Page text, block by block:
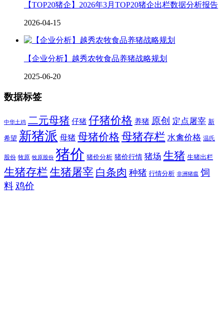
【TOP20猪企】2026年3月TOP20猪企出栏数据分析报告
2026-04-15
【企业分析】越秀农牧食品养猪战略规划
2025-06-20
数据标签
中华土鸡 二元母猪 仔猪 仔猪价格 养猪 原创 定点屠宰 新
希望 新猪派 母猪 母猪价格 母猪存栏 水禽价格 温氏
股份 牧原 牧原股份 猪价 猪价分析 猪价行情 猪场 生猪 生猪出栏
生猪存栏 生猪屠宰 白条肉 种猪 行情分析 非洲猪瘟 饲
料 鸡价